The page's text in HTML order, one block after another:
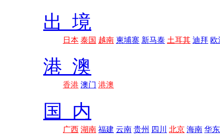
出 境
日本 泰国 越南 柬埔寨 新马泰 土耳其 迪拜 欧
港 澳
香港 澳门 港澳
国 内
广西 湖南 福建 云南 贵州 四川 北京 海南 华东